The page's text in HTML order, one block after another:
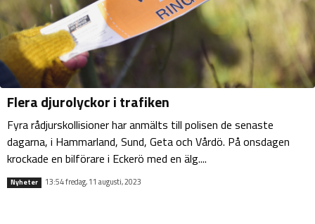
Flera djurolyckor i trafiken
Fyra rådjurskollisioner har anmälts till polisen de senaste
dagarna, i Hammarland, Sund, Geta och Vårdö. På onsdagen
krockade en bilförare i Eckerö med en älg....
Nyheter 13:54 fredag, 11 augusti, 2023